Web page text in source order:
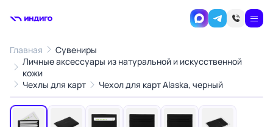
Главная
Сувениры
Личные аксессуары из натуральной и искусственной
кожи
Чехлы для карт
Чехол для карт Alaska, черный
‹ ›